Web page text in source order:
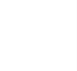
utiliser,